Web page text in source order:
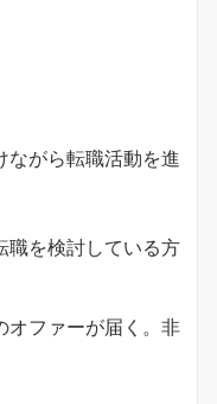
ながら転職活動を進
職を検討している方
オファーが届く。非